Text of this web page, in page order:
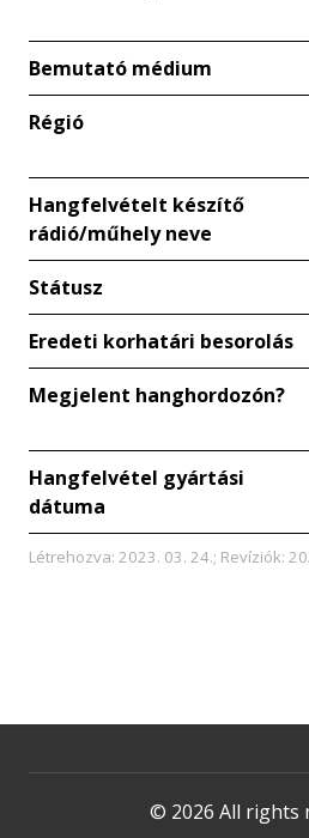
Bemutató médium
Régió
Hangfelvételt készítő
rádió/műhely neve
Státusz
Eredeti korhatári besorolás
Megjelent hanghordozón?
Hangfelvétel gyártási
dátuma
Létrehozva: 2023. 03. 24.; Revíziók:
© 2026 All rights